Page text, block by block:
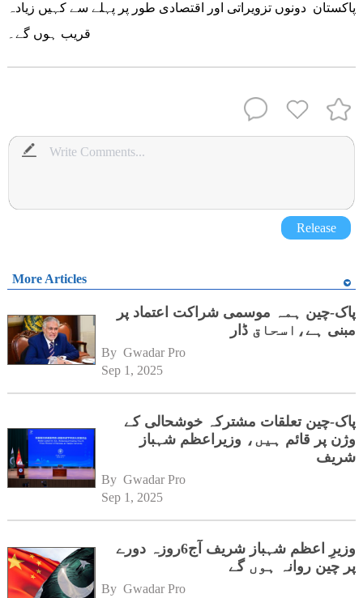
پاکستان دونوں تزویراتی اور اقتصادی طور پر پہلے سے کہیں زیادہ
قریب ہوں گے۔
Release
More Articles
پاک-چین ہمہ موسمی شراکت اعتماد پر
مبنی ہے،اسحاق ڈار
By Gwadar Pro
Sep 1, 2025
پاک-چین تعلقات مشترکہ خوشحالی کے
وژن پر قائم ہیں، وزیراعظم شہباز
شریف
By Gwadar Pro
Sep 1, 2025
وزیرِ اعظم شہباز شریف آج6روزہ دورے
پر چین روانہ ہوں گے
By Gwadar Pro